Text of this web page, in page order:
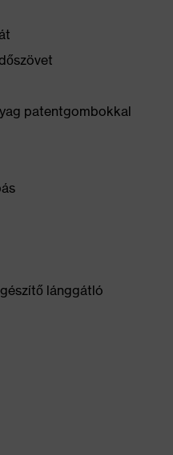
patentgombokkal
lánggátló